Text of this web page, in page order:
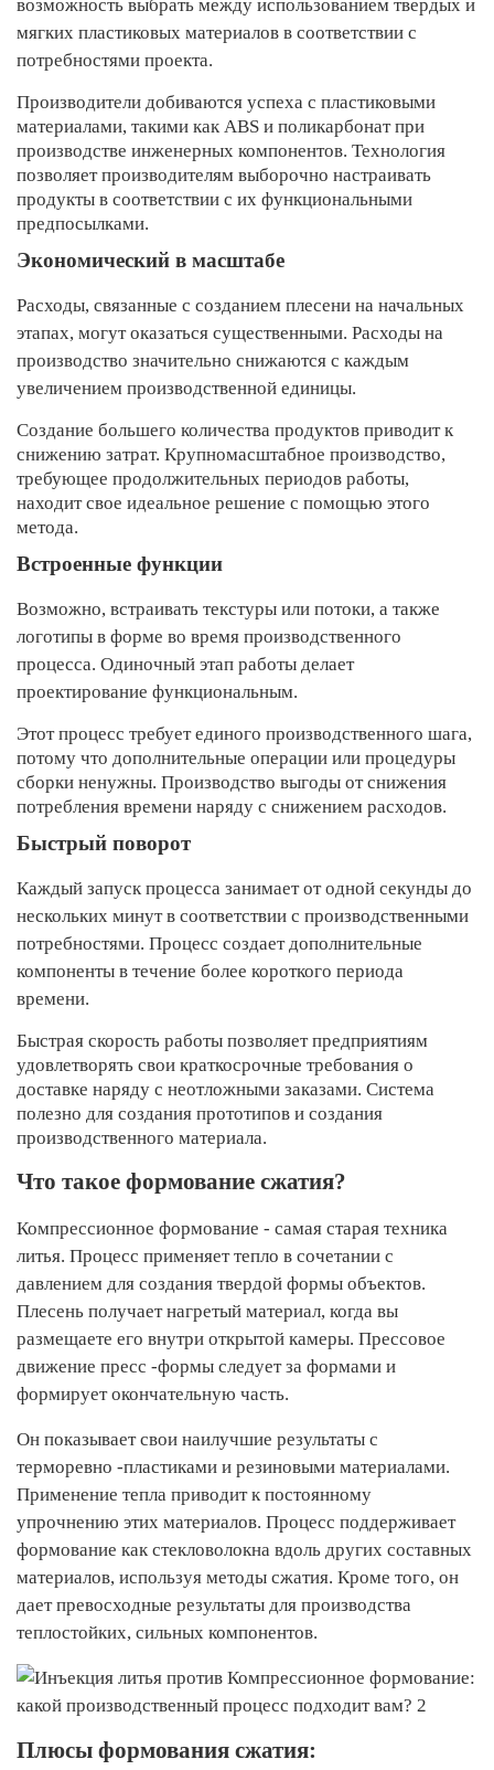
возможность выбрать между использованием твердых и
мягких пластиковых материалов в соответствии с
потребностями проекта.
Производители добиваются успеха с пластиковыми
материалами, такими как ABS и поликарбонат при
производстве инженерных компонентов. Технология
позволяет производителям выборочно настраивать
продукты в соответствии с их функциональными
предпосылками.
Экономический в масштабе
Расходы, связанные с созданием плесени на начальных
этапах, могут оказаться существенными. Расходы на
производство значительно снижаются с каждым
увеличением производственной единицы.
Создание большего количества продуктов приводит к
снижению затрат. Крупномасштабное производство,
требующее продолжительных периодов работы,
находит свое идеальное решение с помощью этого
метода.
Встроенные функции
Возможно, встраивать текстуры или потоки, а также
логотипы в форме во время производственного
процесса. Одиночный этап работы делает
проектирование функциональным.
Этот процесс требует единого производственного шага,
потому что дополнительные операции или процедуры
сборки ненужны. Производство выгоды от снижения
потребления времени наряду с снижением расходов.
Быстрый поворот
Каждый запуск процесса занимает от одной секунды до
нескольких минут в соответствии с производственными
потребностями. Процесс создает дополнительные
компоненты в течение более короткого периода
времени.
Быстрая скорость работы позволяет предприятиям
удовлетворять свои краткосрочные требования о
доставке наряду с неотложными заказами. Система
полезно для создания прототипов и создания
производственного материала.
Что такое формование сжатия?
Компрессионное формование - самая старая техника
литья. Процесс применяет тепло в сочетании с
давлением для создания твердой формы объектов.
Плесень получает нагретый материал, когда вы
размещаете его внутри открытой камеры. Прессовое
движение пресс -формы следует за формами и
формирует окончательную часть.
Он показывает свои наилучшие результаты с
терморевно -пластиками и резиновыми материалами.
Применение тепла приводит к постоянному
упрочнению этих материалов. Процесс поддерживает
формование как стекловолокна вдоль других составных
материалов, используя методы сжатия. Кроме того, он
дает превосходные результаты для производства
теплостойких, сильных компонентов.
Плюсы формования сжатия: